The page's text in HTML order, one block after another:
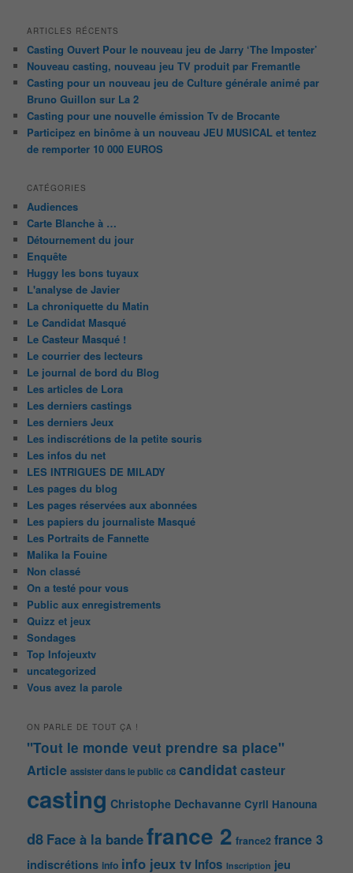
ARTICLES RÉCENTS
Casting Ouvert Pour le nouveau jeu de Jarry ‘The Imposter’
Nouveau casting, nouveau jeu TV produit par Fremantle
Casting pour un nouveau jeu de Culture générale animé par
Bruno Guillon sur La 2
Casting pour une nouvelle émission Tv de Brocante
Participez en binôme à un nouveau JEU MUSICAL et tentez
de remporter 10 000 EUROS
CATÉGORIES
Audiences
Carte Blanche à …
Détournement du jour
Enquête
Huggy les bons tuyaux
L'analyse de Javier
La chroniquette du Matin
Le Candidat Masqué
Le Casteur Masqué !
Le courrier des lecteurs
Le journal de bord du Blog
Les articles de Lora
Les derniers castings
Les derniers Jeux
Les indiscrétions de la petite souris
Les infos du net
LES INTRIGUES DE MILADY
Les pages du blog
Les pages réservées aux abonnées
Les papiers du journaliste Masqué
Les Portraits de Fannette
Malika la Fouine
Non classé
On a testé pour vous
Public aux enregistrements
Quizz et jeux
Sondages
Top Infojeuxtv
uncategorized
Vous avez la parole
ON PARLE DE TOUT ÇA !
"Tout le monde veut prendre sa place"
Article assister dans le public c8 candidatcasteur
casting Christophe Dechavanne Cyril Hanouna
d8 Face à la bandefrance 2 france2 france 3
indiscrétions info info jeux tv Infos Inscription jeu